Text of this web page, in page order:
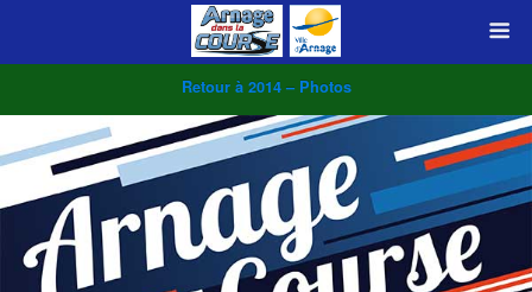
Retour à 2014 – Photos